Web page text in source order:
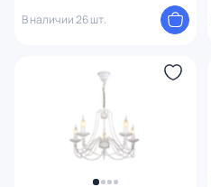
В наличии 26 шт.